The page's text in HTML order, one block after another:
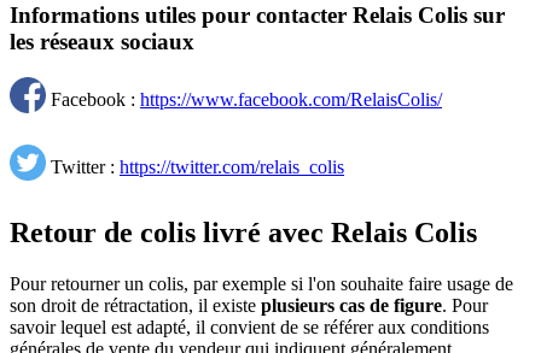
Informations utiles pour contacter Relais Colis sur
les réseaux sociaux
Facebook : https://www.facebook.com/RelaisColis/
Twitter : https://twitter.com/relais_colis
Retour de colis livré avec Relais Colis
Pour retourner un colis, par exemple si l'on souhaite faire usage de
son droit de rétractation, il existe plusieurs cas de figure. Pour
savoir lequel est adapté, il convient de se référer aux conditions